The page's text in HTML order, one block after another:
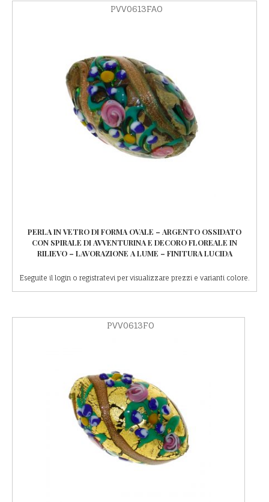
PVV0613FAO
PERLA IN VETRO DI FORMA OVALE – ARGENTO OSSIDATO
CON SPIRALE DI AVVENTURINA E DECORO FLOREALE IN
RILIEVO – LAVORAZIONE A LUME – FINITURA LUCIDA
Eseguite il login o registratevi per visualizzare prezzi e varianti colore.
PVV0613FO